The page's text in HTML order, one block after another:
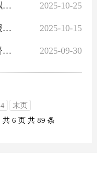
2025-10-25
英吉沙县市场监督管理局拟吊销营业执照告知公告
2025-10-15
英吉沙县食品药品投诉举报受理途径
2025-09-30
喀什地区英吉沙县市场监督管理局食品安全监督抽检信息公告
4
末页
共 6 页 共 89 条